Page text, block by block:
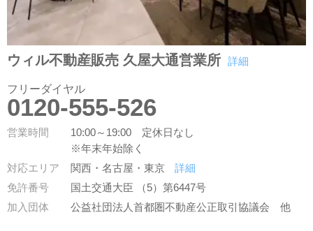
ウィル不動産販売 久屋大通営業所 詳細
フリーダイヤル
0120-555-526
営業時間
10:00～19:00 定休日なし
※年末年始除く
対応エリア
関西・名古屋・東京
詳細
免許番号
国土交通大臣 （5）第6447号
加入団体
公益社団法人首都圏不動産公正取引協議会他